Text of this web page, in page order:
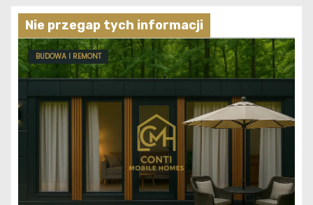
Nie przegap tych informacji
BUDOWA I REMONT